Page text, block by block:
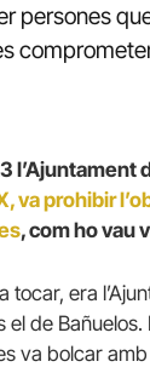
persones
l’Ajuntament
va prohibir
, com ho vau
tocar, era
de Bañuelos.
va bolcar